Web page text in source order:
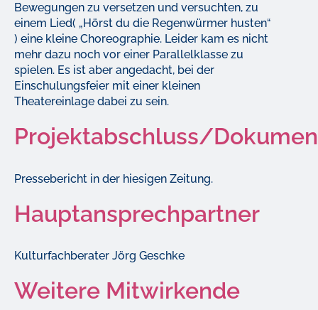
Bewegungen zu versetzen und versuchten, zu
einem Lied( „Hörst du die Regenwürmer husten“
) eine kleine Choreographie. Leider kam es nicht
mehr dazu noch vor einer Parallelklasse zu
spielen. Es ist aber angedacht, bei der
Einschulungsfeier mit einer kleinen
Theatereinlage dabei zu sein.
Projektabschluss/
Pressebericht in der hiesigen Zeitung.
Hauptansprechpartner
Kulturfachberater Jörg Geschke
Weitere Mitwirkende